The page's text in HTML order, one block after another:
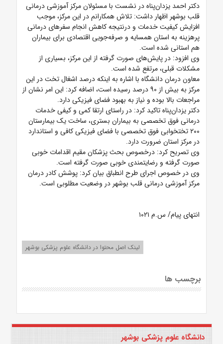
دکتر احمد یزدان‌پناه در نشست با مسئولان مرکز آموزشی درمانی
قلب بوشهر اظهار داشت: تلاش همکارانم در این مرکز، موجب
افزایش کیفیت خدمات و درنتیجه کاهش انجام سفرهای درمانی
پرهزینه به استان همسایه و صرفه‌جویی اقتصادی برای بیماران
هم استانی شده است.
وی افزود: در پایش‌های صورت گرفته از این مرکز، بسیاری از
مشکلات قبلی، مرتفع شده است.
معاون درمان دانشگاه با اشاره به اینکه درصد اشغال تخت در این
مرکز به بیش از ۹۰ درصد رسیده است، اضافه کرد: این امر نشان از
مراجعات بالا بوده و نیاز به بهبود فضای فیزیکی دارد.
دکتر یزدان‌پناه تاکید کرد: در راستای ارتقا کمی و کیفی خدمات
درمانی فوق تخصصی به بیماران بستری، ساخت یک بیمارستان
۲۰۰ تختخوابی فوق تخصصی با فضای فیزیکی کافی و استاندارد
در مرکز استان ضرورت دارد.
وی تصریح کرد: درخصوص بحث پزشکان مقیم اقدامات خوبی
صورت گرفته و رضایتمندی خوبی صورت گرفته است.
وی در خصوص اجرای طرح انطباق بیان کرد: پوشش کادر درمان
مرکز آموزشی درمانی قلب بوشهر در وضعیت مطلوبی است.
انتهای پیام/ س.م ۱۰۲۱
لینک اصل محتوا در دانشگاه علوم پزشکی بوشهر
برچسب ها
دانشگاه علوم پزشکی بوشهر